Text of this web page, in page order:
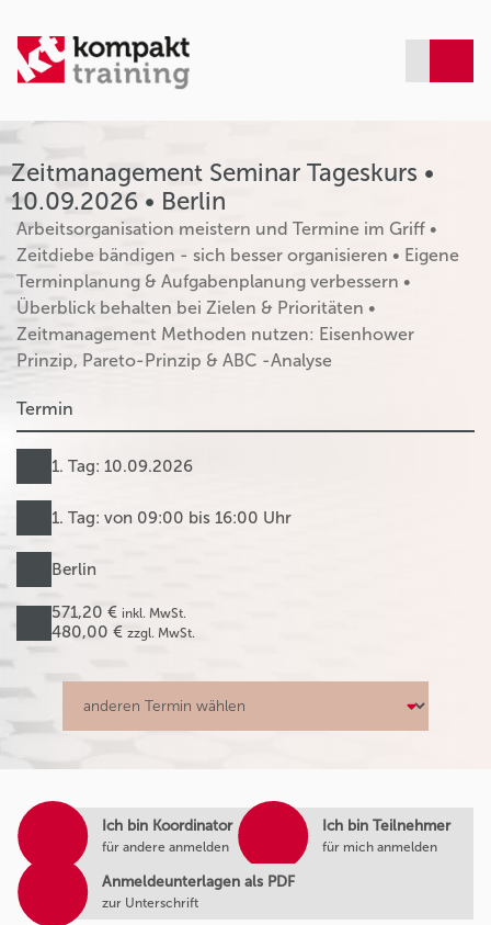
Zeitmanagement Seminar Tageskurs •
10.09.2026 • Berlin
Arbeitsorganisation meistern und Termine im Griff •
Zeitdiebe bändigen - sich besser organisieren • Eigene
Terminplanung & Aufgabenplanung verbessern •
Überblick behalten bei Zielen & Prioritäten •
Zeitmanagement Methoden nutzen: Eisenhower
Prinzip, Pareto-Prinzip & ABC -Analyse
Termin
1. Tag: 10.09.2026
1. Tag: von 09:00 bis 16:00 Uhr
Berlin
571,20 € inkl. MwSt.
480,00 € zzgl. MwSt.
Ich bin Koordinator
für andere anmelden
Ich bin Teilnehmer
für mich anmelden
Anmeldeunterlagen als PDF
zur Unterschrift